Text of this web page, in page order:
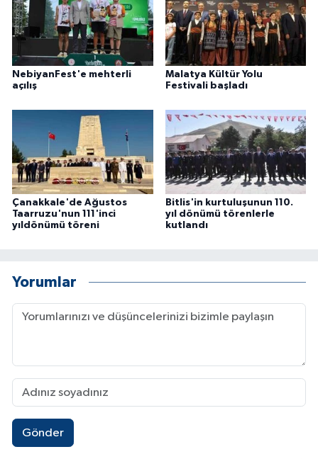
NebiyanFest'e mehterli
açılış
Malatya Kültür Yolu
Festivali başladı
Çanakkale'de Ağustos
Taarruzu'nun 111'inci
yıldönümü töreni
Bitlis'in kurtuluşunun 110.
yıl dönümü törenlerle
kutlandı
Yorumlar
Gönder